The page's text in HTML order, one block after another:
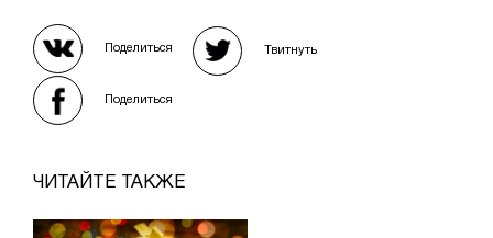
Поделиться Твитнуть
Поделиться
ЧИТАЙТЕ ТАКЖЕ